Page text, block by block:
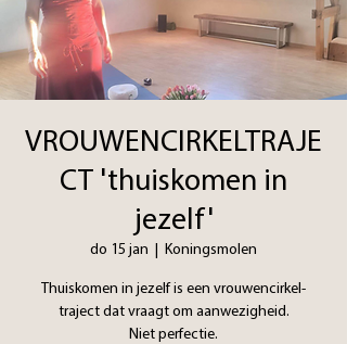
VROUWENCIRKELTRAJE
CT 'thuiskomen in
jezelf'
do 15 jan
  |
Koningsmolen
Thuiskomen in jezelf is een vrouwencirkel-
traject dat vraagt om aanwezigheid.
Niet perfectie.